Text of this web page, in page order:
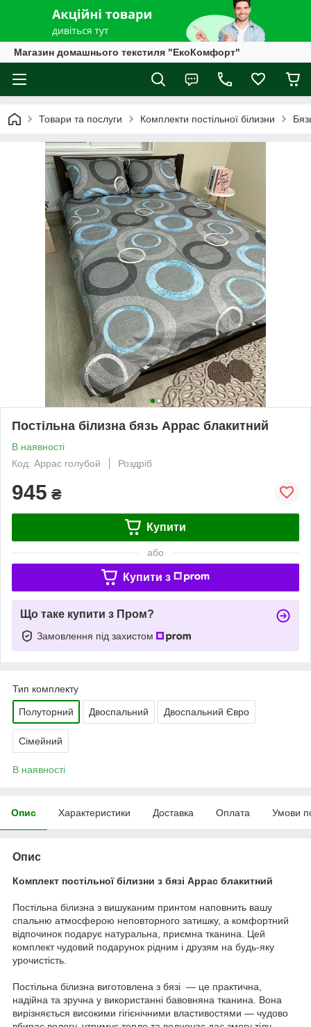
Магазин домашнього текстиля "ЕкоКомфорт"
Товари та послуги Комплекти постільної білизни
Постільна білизна бязь Аррас блакитний
В наявності
Код: Аррас голубой
Роздріб
945 ₴
Купити
або
Купити з
Що таке купити з Пром?
Замовлення під захистом
Тип комплекту
Полуторний Двоспальний Двоспальний Євро
Сімейний
В наявності
Опис Характеристики Доставка Оплата Умови
Опис
Комплект постільної білизни з бязі Аррас блакитний
Постільна білизна з вишуканим принтом наповнить вашу
спальню атмосферою неповторного затишку, а комфортний
відпочинок подарує натуральна, приємна тканина. Цей
комплект чудовий подарунок рідним і друзям на будь-яку
урочистість.
Постільна білизна виготовлена з бязі — це практична,
надійна та зручна у використанні бавовняна тканина. Вона
вирізняється високими гігієнічними властивостями — чудово